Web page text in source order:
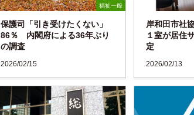
福祉一般
保護司「引き受けたくない」
86％ 内閣府による36年ぶり
の調査
2026/02/15
岸和田市社
１室が居住
定
2026/02/13